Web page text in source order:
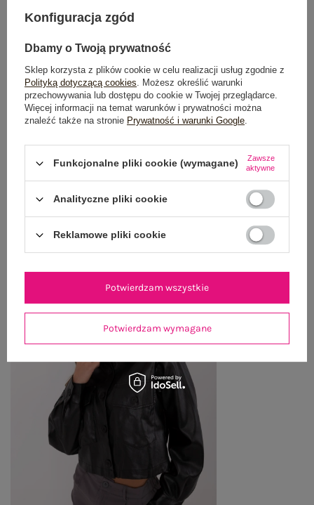
OPIS PRODUKTU
GŁÓWNE PARAMETRY
OPINIE O PRODUKCIE (0)
WYSYŁKA I DOSTAWA
ZWROTY I REKLAMACJE
OSTATNIO OGLĄDANE
Zobacz wszystko
Konfiguracja zgód
Dbamy o Twoją prywatność
Sklep korzysta z plików cookie w celu realizacji usług zgodnie z
Polityką dotyczącą cookies. Możesz określić warunki
przechowywania lub dostępu do cookie w Twojej przeglądarce.
Więcej informacji na temat warunków i prywatności można
znaleźć także na stronie Prywatność i warunki Google.
Funkcjonalne pliki cookie (wymagane)
Zawsze
aktywne
Analityczne pliki cookie
Reklamowe pliki cookie
Potwierdzam wymagane
Potwierdzam wszystkie